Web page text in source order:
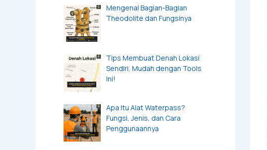
Mengenal Bagian-Bagian
Theodolite dan Fungsinya
Tips Membuat Denah Lokasi
Sendiri, Mudah dengan Tools
Ini!
Apa Itu Alat Waterpass?
Fungsi, Jenis, dan Cara
Penggunaannya